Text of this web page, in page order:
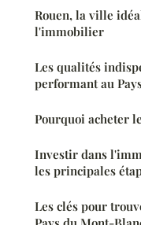
Rouen, la ville
l'immobilier
Les qualités
performant au
Pourquoi acheter
Investir dans
les principales
Les clés pour